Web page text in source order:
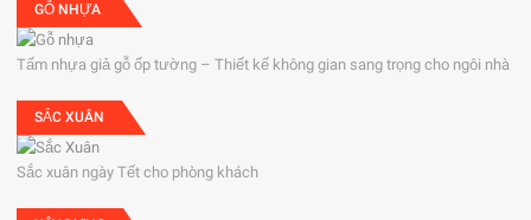
GỖ NHỰA
Tấm nhựa giả gỗ ốp tường – Thiết kế không gian sang trọng cho ngôi nhà
SẮC XUÂN
Sắc xuân ngày Tết cho phòng khách